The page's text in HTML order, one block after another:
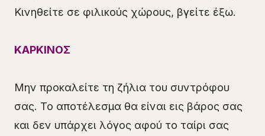
Κινηθείτε σε φιλικούς χώρους, βγείτε έξω.
ΚΑΡΚΙΝΟΣ
Μην προκαλείτε τη ζήλια του συντρόφου
σας. Το αποτέλεσμα θα είναι εις βάρος σας
και δεν υπάρχει λόγος αφού το ταίρι σας